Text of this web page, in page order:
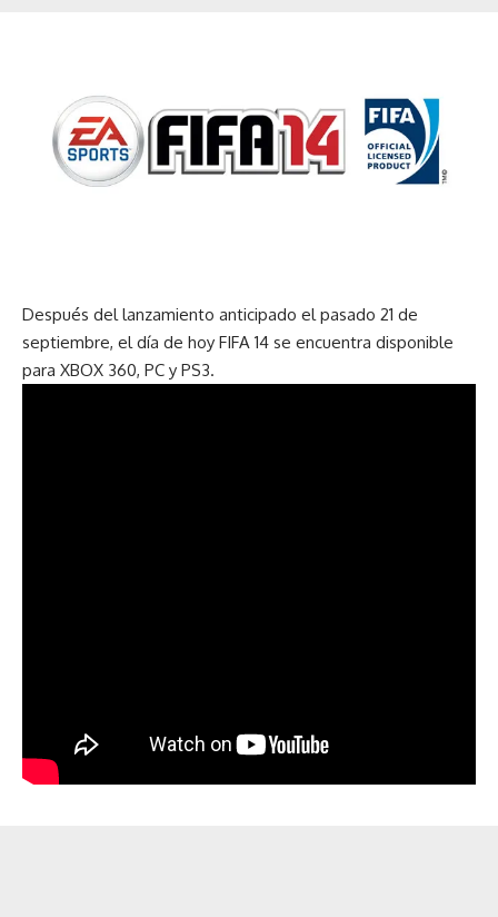
Después del lanzamiento anticipado el pasado 21 de
septiembre, el día de hoy FIFA 14 se encuentra disponible
para XBOX 360, PC y PS3.